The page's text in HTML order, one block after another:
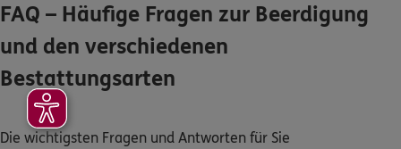
FAQ – Häufige Fragen zur Beerdigung
und den verschiedenen
Bestattungsarten
Die wichtigsten Fragen und Antworten für Sie